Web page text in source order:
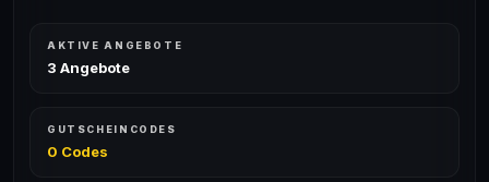
AKTIVE ANGEBOTE
3 Angebote
GUTSCHEINCODES
0 Codes